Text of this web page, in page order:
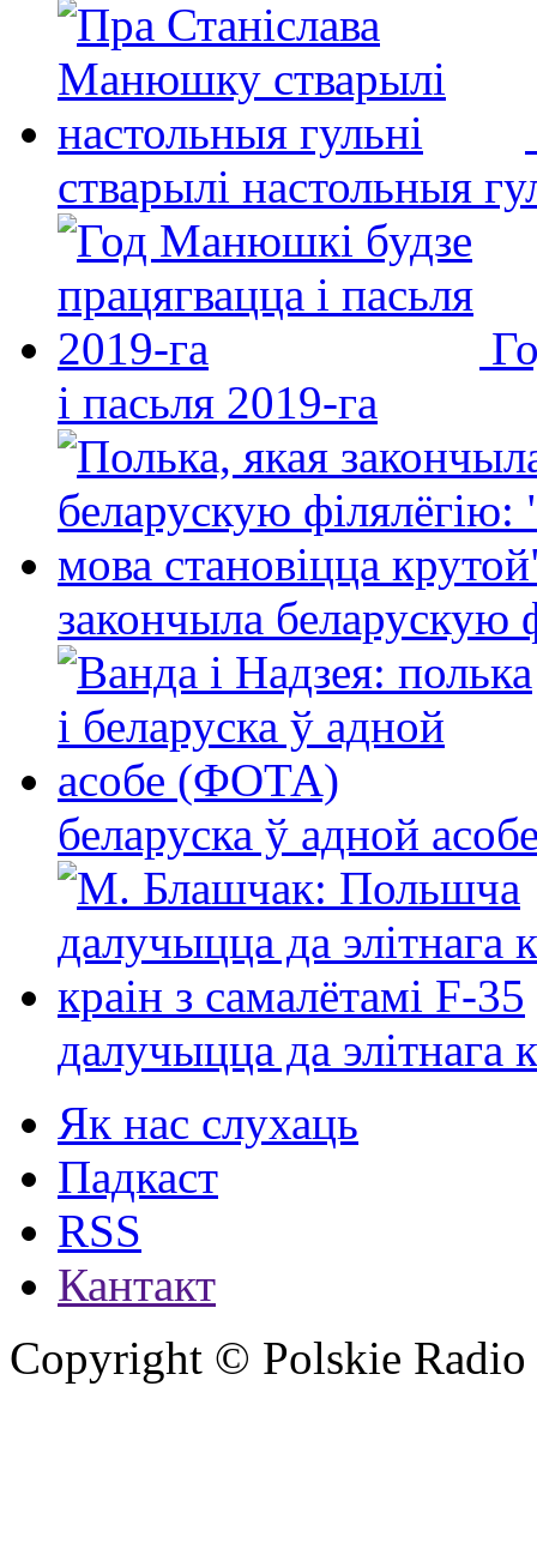
стварылі настольныя
і пасьля 2019-га
закончыла беларускую
беларуска ў адной
далучыцца да элітнага
Як нас слухаць
Падкаст
RSS
Кантакт
Copyright © Polskie